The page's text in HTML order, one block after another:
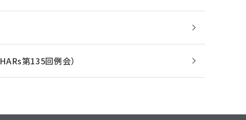
第135回例会）